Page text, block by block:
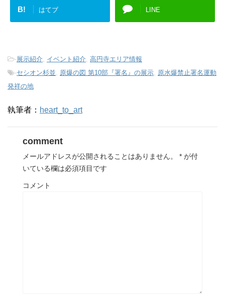
B! はてブ LINE
-展示紹介 イベント紹介 高円寺エリア情報
-セシオン杉並 原爆の図 第10部『署名』の展示
原水爆禁止署名運動
発祥の地
執筆者： heart_to_art
comment
メールアドレスが公開されることはありません。 * が付
いている欄は必須項目です
コメント